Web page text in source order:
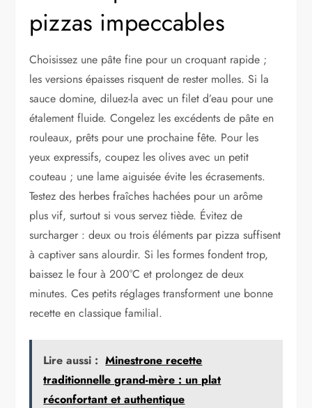
pizzas impeccables
Choisissez une pâte fine pour un croquant rapide ;
les versions épaisses risquent de rester molles. Si la
sauce domine, diluez-la avec un filet d’eau pour une
étalement fluide. Congelez les excédents de pâte en
rouleaux, prêts pour une prochaine fête. Pour les
yeux expressifs, coupez les olives avec un petit
couteau ; une lame aiguisée évite les écrasements.
Testez des herbes fraîches hachées pour un arôme
plus vif, surtout si vous servez tiède. Évitez de
surcharger : deux ou trois éléments par pizza suffisent
à captiver sans alourdir. Si les formes fondent trop,
baissez le four à 200°C et prolongez de deux
minutes. Ces petits réglages transforment une bonne
recette en classique familial.
Lire aussi : Minestrone recette
traditionnelle grand-mère : un plat
réconfortant et authentique